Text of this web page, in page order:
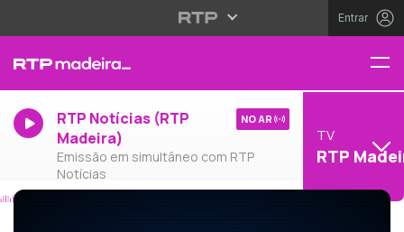
Entrar
RTP Notícias (RTP
Madeira)
Emissão em simultâneo com RTP
Notícias
NO AR
TV
RTP